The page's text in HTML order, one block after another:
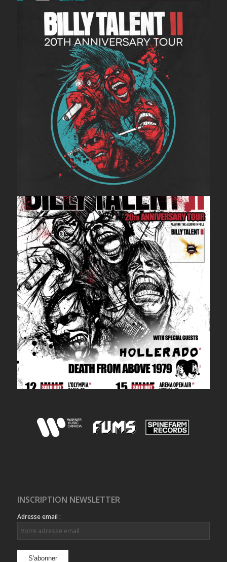
INSCRIPTION NEWSLETTER
Adresse email :